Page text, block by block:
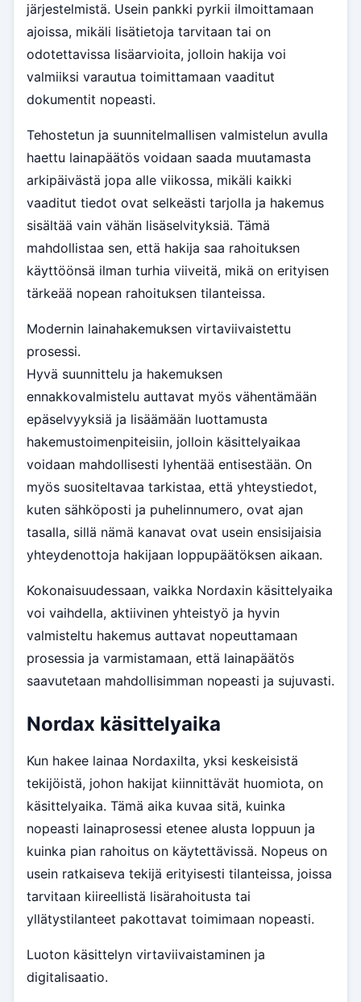
järjestelmistä. Usein pankki pyrkii ilmoittamaan
ajoissa, mikäli lisätietoja tarvitaan tai on
odotettavissa lisäarvioita, jolloin hakija voi
valmiiksi varautua toimittamaan vaaditut
dokumentit nopeasti.
Tehostetun ja suunnitelmallisen valmistelun avulla
haettu lainapäätös voidaan saada muutamasta
arkipäivästä jopa alle viikossa, mikäli kaikki
vaaditut tiedot ovat selkeästi tarjolla ja hakemus
sisältää vain vähän lisäselvityksiä. Tämä
mahdollistaa sen, että hakija saa rahoituksen
käyttöönsä ilman turhia viiveitä, mikä on erityisen
tärkeää nopean rahoituksen tilanteissa.
Modernin lainahakemuksen virtaviivaistettu
prosessi.
Hyvä suunnittelu ja hakemuksen
ennakkovalmistelu auttavat myös vähentämään
epäselvyyksiä ja lisäämään luottamusta
hakemustoimenpiteisiin, jolloin käsittelyaikaa
voidaan mahdollisesti lyhentää entisestään. On
myös suositeltavaa tarkistaa, että yhteystiedot,
kuten sähköposti ja puhelinnumero, ovat ajan
tasalla, sillä nämä kanavat ovat usein ensisijaisia
yhteydenottoja hakijaan loppupäätöksen aikaan.
Kokonaisuudessaan, vaikka Nordaxin käsittelyaika
voi vaihdella, aktiivinen yhteistyö ja hyvin
valmisteltu hakemus auttavat nopeuttamaan
prosessia ja varmistamaan, että lainapäätös
saavutetaan mahdollisimman nopeasti ja sujuvasti.
Nordax käsittelyaika
Kun hakee lainaa Nordaxilta, yksi keskeisistä
tekijöistä, johon hakijat kiinnittävät huomiota, on
käsittelyaika. Tämä aika kuvaa sitä, kuinka
nopeasti lainaprosessi etenee alusta loppuun ja
kuinka pian rahoitus on käytettävissä. Nopeus on
usein ratkaiseva tekijä erityisesti tilanteissa, joissa
tarvitaan kiireellistä lisärahoitusta tai
yllätystilanteet pakottavat toimimaan nopeasti.
Luoton käsittelyn virtaviivaistaminen ja
digitalisaatio.